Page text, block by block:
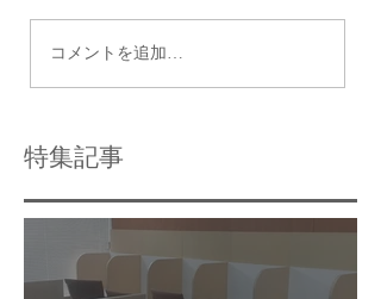
瑞江で最適な個別指導
コメントを追加…
特集記事